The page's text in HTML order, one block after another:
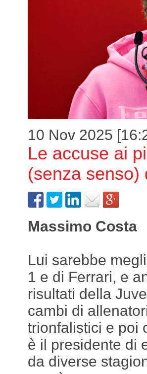
10 Nov 2025
Le accuse ai
(senza senso)
Massimo Costa
Lui sarebbe
1 e di Ferrari, e
risultati della
cambi di
trionfalistici e poi
è il presidente di
da diverse